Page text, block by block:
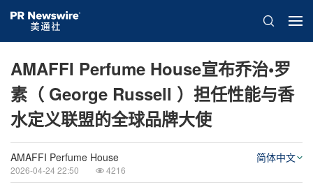
AMAFFI Perfume House宣布乔治•罗
素（ George Russell ）担任性能与香
水定义联盟的全球品牌大使
AMAFFI Perfume House
2026-04-24 22:50 4216
简体中文